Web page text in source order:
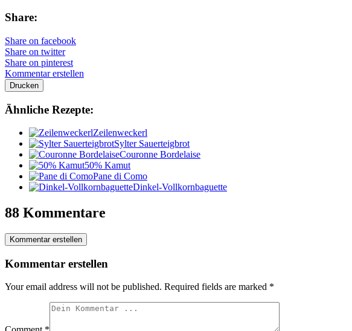
Share:
Share on facebook
Share on twitter
Share on pinterest
Kommentar erstellen
Drucken
Ähnliche Rezepte:
Zeilenweckerl
Sylter Sauerteigbrot
Couronne Bordelaise
50% Kamut
Pane di Como
Dinkel-Vollkornbaguette
88 Kommentare
Kommentar erstellen
Kommentar erstellen
Your email address will not be published. Required fields are marked *